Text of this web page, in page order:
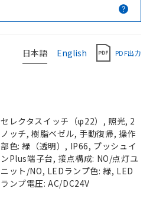
日本語 English PDF出力
セレクタスイッチ（φ22）, 照光, 2
ノッチ, 樹脂ベゼル, 手動復帰, 操作
部色: 緑（透明）, IP66, プッシュイ
ンPlus端子台, 接点構成: NO/点灯ユ
ニット/NO, LEDランプ色: 緑, LED
ランプ電圧: AC/DC24V